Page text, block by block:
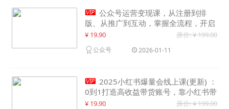
 公众号运营变现课，从注册到排
版、从推广到互动，掌握全流程，开启
个人品牌月入30000+
¥ 19.90 原价: ¥ 199.00
公众号 2026-01-11
 2025小红书爆量会线上课(更新) ：
0到1打造高收益带货账号，靠小红书带
货年入100w？机会来了！
¥ 19.90 原价: ¥ 199.00